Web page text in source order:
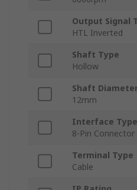
Output Signal
HTL Inverted
Shaft Type
Hollow
Shaft
12mm
Interface Type
8-Pin Connector
Terminal Type
Cable